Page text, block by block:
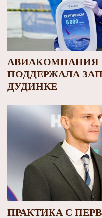
АВИАКОМПАНИЯ
ПОДДЕРЖАЛА
ДУДИНКЕ
ПРАКТИКА С